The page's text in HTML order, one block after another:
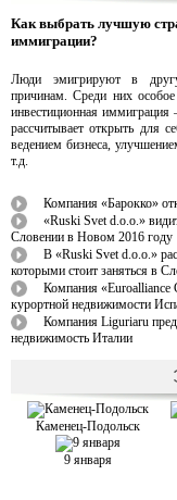
Как выбрать лучшую
иммиграции?
Люди эмигрируют в
причинам. Среди них
инвестиционная иммиграция
рассчитывает открыть для
ведением бизнеса,
т.д.
Компания «Барокко»
«Ruski Svet d.o.o.»
Словении в Новом 2016 году
В «Ruski Svet d.o.o.»
которыми стоит заняться в
Компания «Euroalliance
курортной недвижимости
Компания Liguriaru
недвижимость Италии
Каменец-Подольск
9 января